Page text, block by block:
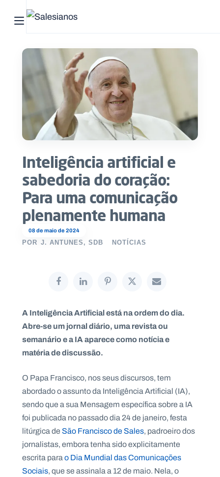
Abrir menu principal
08 de maio de 2024
Inteligência artificial e
sabedoria do coração:
Para uma comunicação
plenamente humana
POR J. ANTUNES, SDB NOTÍCIAS
A Inteligência Artificial está na ordem do dia.
Abre-se um jornal diário, uma revista ou
semanário e a IA aparece como notícia e
matéria de discussão.
O Papa Francisco, nos seus discursos, tem
abordado o assunto da Inteligência Artificial (IA),
sendo que a sua Mensagem específica sobre a IA
foi publicada no passado dia 24 de janeiro, festa
litúrgica deSão Francisco de Sales, padroeiro dos
jornalistas, embora tenha sido explicitamente
escrita parao Dia Mundial das Comunicações
Sociais, que se assinala a 12 de maio. Nela, o
Pesquisar no site
Início
Quem
somos
O
que
fazemos
Recursos
Notícias
A
I
O
N
A
S
s
i
a
n
o
.
p
t